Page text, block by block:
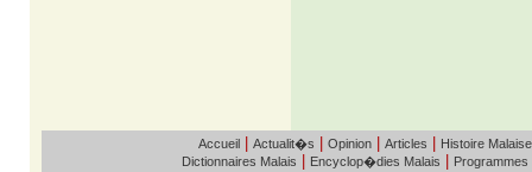
Accueil| Actualit�s Opinion| Articles Histoire Malaise
Dictionnaires Malais Encyclop�dies Malais Programmes